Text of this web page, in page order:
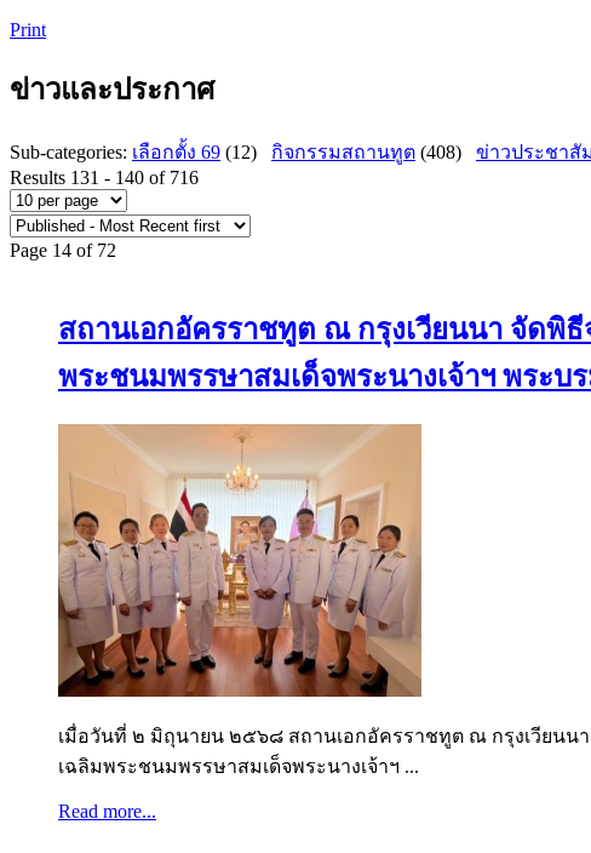
Print
ข่าวและประกาศ
Sub-categories: เลือกตั้ง 69 (12) กิจกรรมสถานทูต (408) ข่าวประชาสั
Results 131 - 140 of 716
Page 14 of 72
สถานเอกอัครราชทูต ณ กรุงเวียนนา จัดพิ
พระชนมพรรษาสมเด็จพระนางเจ้าฯ พระ
เมื่อวันที่ ๒ มิถุนายน ๒๕๖๘ สถานเอกอัครราชทูต ณ กรุงเวียน
เฉลิมพระชนมพรรษาสมเด็จพระนางเจ้าฯ ...
Read more...